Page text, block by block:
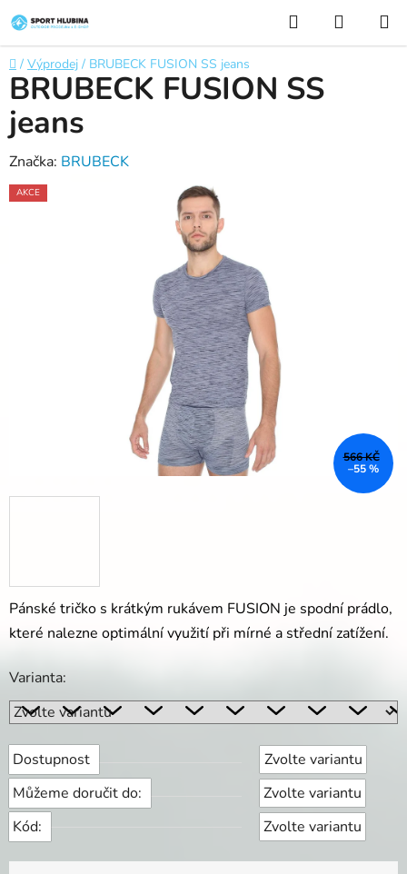
na
obsah
Hledat
KOŠÍK
Domů
/ Výprodej / BRUBECK FUSION SS jeans
Pánské tričko s krátkým rukávem FUSION je spodní prádlo,
které nalezne optimální využití při mírné a střední zatížení.
Varianta:
Dostupnost
Zvolte variantu
Můžeme doručit do:
Zvolte variantu
Kód:
Zvolte variantu
BRUBECK FUSION SS
jeans
Značka: BRUBECK
AKCE
566 KČ
–55 %